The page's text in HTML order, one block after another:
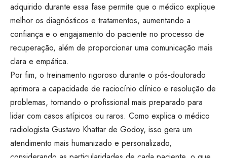
adquirido durante essa fase permite que o médico explique
melhor os diagnósticos e tratamentos, aumentando a
confiança e o engajamento do paciente no processo de
recuperação, além de proporcionar uma comunicação mais
clara e empática.
Por fim, o treinamento rigoroso durante o pós-doutorado
aprimora a capacidade de raciocínio clínico e resolução de
problemas, tornando o profissional mais preparado para
lidar com casos atípicos ou raros. Como explica o médico
radiologista Gustavo Khattar de Godoy, isso gera um
atendimento mais humanizado e personalizado,